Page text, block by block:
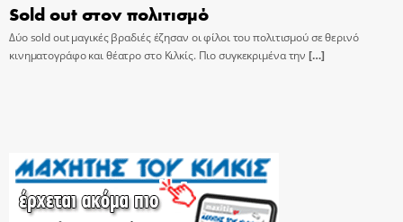
Sold out στον πολιτισμό
Δύο sold out μαγικές βραδιές έζησαν οι φίλοι του πολιτισμού σε θερινό
κινηματογράφο και θέατρο στο Κιλκίς. Πιο συγκεκριμένα την […]